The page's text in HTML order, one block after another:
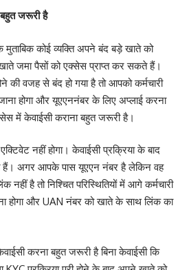
जरूरी है
मुताबिक कोई व्यक्ति अपने बंद बड़े खाते को
जमा पैसों को एक्सेस प्राप्त कर सकते हैं।
वजह से बंद हो गया है तो आपको कर्मचारी
होगा और यूएएननंबर के लिए अप्लाई करना
में केवाईसी कराना बहुत जरूरी है।
नहीं होगा। केवाईसी प्रक्रिया के बाद
हैं। अगर आपके पास यूएएन नंबर है लेकिन वह
है तो निश्चित परिस्थितियों में आगे कर्मचारी
होगा और UAN नंबर को खाते के साथ लिंक का
करना बहुत जरूरी है बिना केवाईसी कि